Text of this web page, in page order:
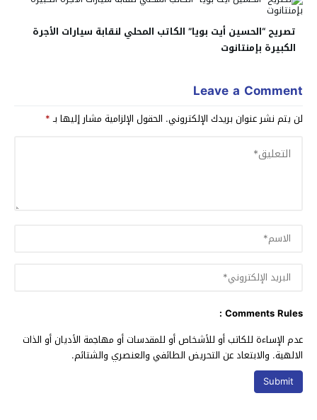
تصريح “الحسين أيت بويا” الكاتب المحلي لنقابة سيارات الأجرة
الكبيرة بإمنتانوت
Leave a Comment
لن يتم نشر عنوان بريدك الإلكتروني. الحقول الإلزامية مشار إليها بـ*
Comments Rules :
عدم الإساءة للكاتب أو للأشخاص أو للمقدسات أو مهاجمة الأديان أو الذات
الالهية. والابتعاد عن التحريض الطائفي والعنصري والشتائم.